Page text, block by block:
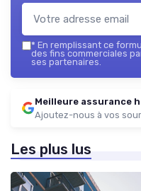
* En remplissant ce
des fins commerciales
ses partenaires.
Meilleure assurance
Ajoutez-nous à vos
Les plus lus